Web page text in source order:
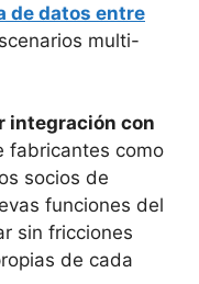
de datos entre
multi-
integración con
fabricantes como
socios de
funciones del
sin fricciones
de cada